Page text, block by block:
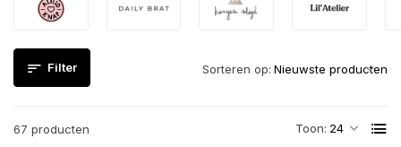
Filter
67 producten Toon:
Sorteren op: